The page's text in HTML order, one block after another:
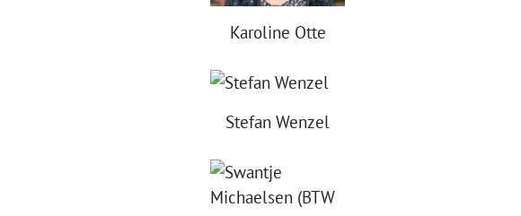
Karoline Otte
Stefan Wenzel